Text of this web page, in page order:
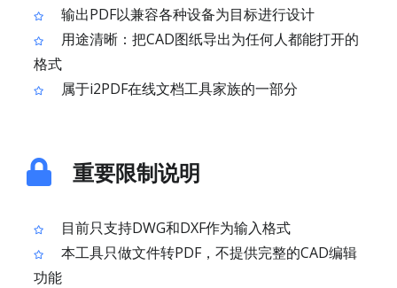
输出PDF以兼容各种设备为目标进行设计
用途清晰：把CAD图纸导出为任何人都能打开的
格式
属于i2PDF在线文档工具家族的一部分
重要限制说明
目前只支持DWG和DXF作为输入格式
本工具只做文件转PDF，不提供完整的CAD编辑
功能